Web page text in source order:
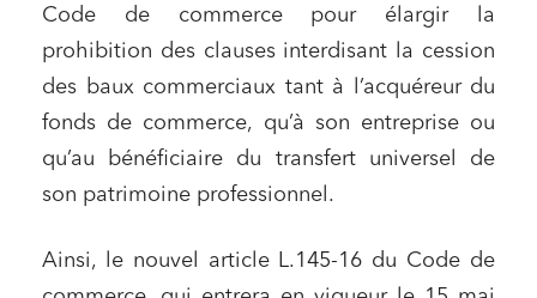
Code de commerce pour élargir la
prohibition des clauses interdisant la cession
des baux commerciaux tant à l’acquéreur du
fonds de commerce, qu’à son entreprise ou
qu’au bénéficiaire du transfert universel de
son patrimoine professionnel.
Ainsi, le nouvel article L.145-16 du Code de